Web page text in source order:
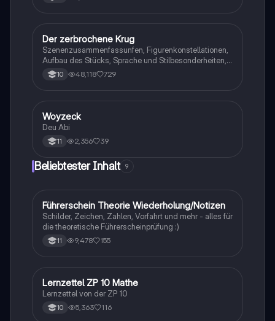
Deutsch
Der zerbrochene Krug
Szenenzusammenfassunfen, Figurenkonstellationen,
Aufbau des Stücks, Sprache und Stilbesonderheiten,
Aussageabsicht, Thematik, Interpretation
10 48,118 729
Deutsch
Woyzeck
Deu Abi
11 2,356 39
Beliebtester Inhalt 9
Lerntipps
Führerschein Theorie Wiederholung/Notizen
Schilder, Zeichen, Zahlen, Vorfahrt und mehr - alles für
die theoretische Führerscheinprüfung :)
11 9,478 155
Mathe
Lernzettel ZP 10 Mathe
Lernzettel von der ZP 10
10 5,363 116